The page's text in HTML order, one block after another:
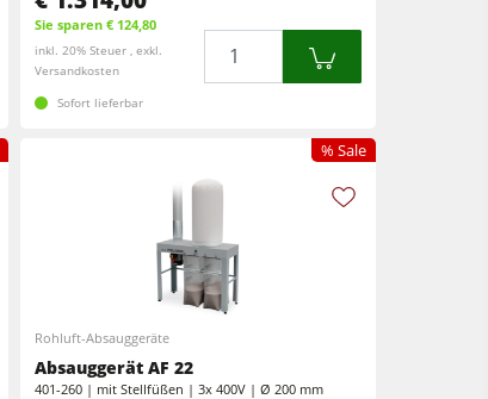
Sie sparen € 124,80
inkl. 20% Steuer , exkl.
Versandkosten
Sofort lieferbar
% Sale
Rohluft-Absauggeräte
Absauggerät AF 22
401-260 | mit Stellfüßen | 3x 400V | Ø 200 mm